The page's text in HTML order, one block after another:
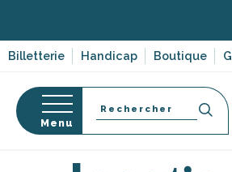
contenu
Billetterie Handicap Boutique
Menu
Recherche
Accueil